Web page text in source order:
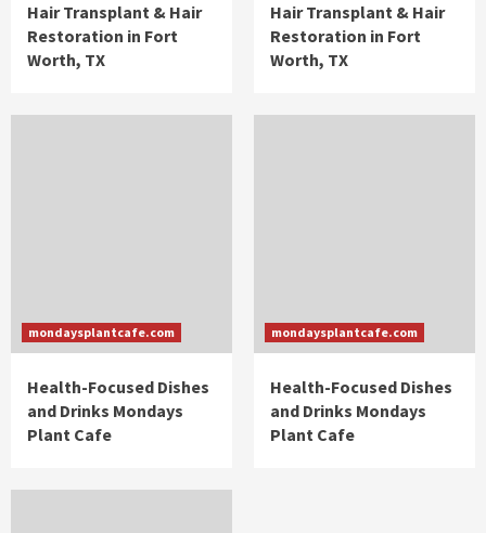
Hair Transplant & Hair
Restoration in Fort
Worth, TX
Hair Transplant & Hair
Restoration in Fort
Worth, TX
mondaysplantcafe.com
Health-Focused Dishes
and Drinks Mondays
Plant Cafe
mondaysplantcafe.com
Health-Focused Dishes
and Drinks Mondays
Plant Cafe